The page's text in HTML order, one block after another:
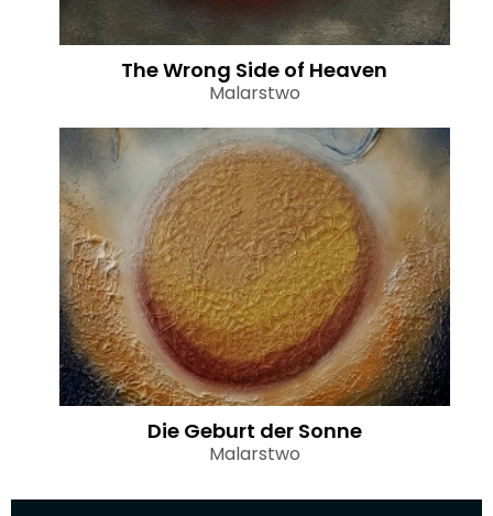
The Wrong Side of Heaven
Malarstwo
Die Geburt der Sonne
Malarstwo